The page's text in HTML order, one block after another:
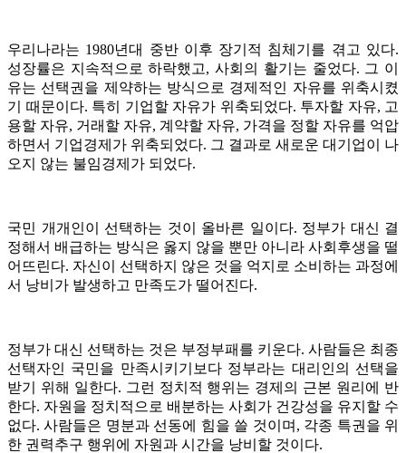
우리나라는 1980년대 중반 이후 장기적 침체기를 겪고 있다.
성장률은 지속적으로 하락했고, 사회의 활기는 줄었다. 그 이
유는 선택권을 제약하는 방식으로 경제적인 자유를 위축시켰
기 때문이다. 특히 기업할 자유가 위축되었다. 투자할 자유, 고
용할 자유, 거래할 자유, 계약할 자유, 가격을 정할 자유를 억압
하면서 기업경제가 위축되었다. 그 결과로 새로운 대기업이 나
오지 않는 불임경제가 되었다.
국민 개개인이 선택하는 것이 올바른 일이다. 정부가 대신 결
정해서 배급하는 방식은 옳지 않을 뿐만 아니라 사회후생을 떨
어뜨린다. 자신이 선택하지 않은 것을 억지로 소비하는 과정에
서 낭비가 발생하고 만족도가 떨어진다.
정부가 대신 선택하는 것은 부정부패를 키운다. 사람들은 최종
선택자인 국민을 만족시키기보다 정부라는 대리인의 선택을
받기 위해 일한다. 그런 정치적 행위는 경제의 근본 원리에 반
한다. 자원을 정치적으로 배분하는 사회가 건강성을 유지할 수
없다. 사람들은 명분과 선동에 힘을 쓸 것이며, 각종 특권을 위
한 권력추구 행위에 자원과 시간을 낭비할 것이다.